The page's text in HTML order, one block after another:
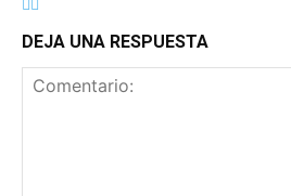
DEJA UNA RESPUESTA